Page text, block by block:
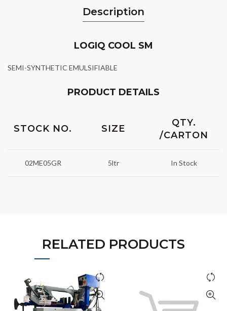
Description
LOGIQ COOL SM
SEMI-SYNTHETIC EMULSIFIABLE
PRODUCT DETAILS
STOCK NO. SIZE
QTY.
/CARTON
02ME05GR 5ltr In Stock
RELATED PRODUCTS